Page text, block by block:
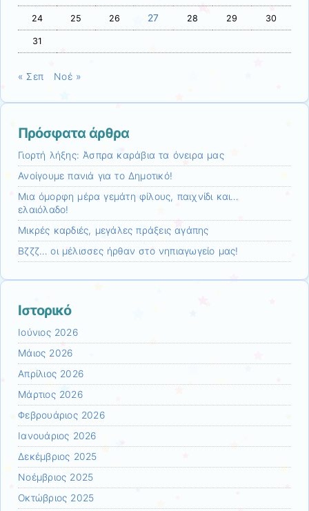
24 25 26 27 28 29 30
31
« Σεπ Νοέ »
Πρόσφατα άρθρα
Γιορτή λήξης: Άσπρα καράβια τα όνειρα μας
Ανοίγουμε πανιά για το Δημοτικό!
Mια όμορφη μέρα γεμάτη φίλους, παιχνίδι και…
ελαιόλαδο!
Μικρές καρδιές, μεγάλες πράξεις αγάπης
Βζζζ… οι μέλισσες ήρθαν στο νηπιαγωγείο μας!
Ιστορικό
Ιούνιος 2026
Μάιος 2026
Απρίλιος 2026
Μάρτιος 2026
Φεβρουάριος 2026
Ιανουάριος 2026
Δεκέμβριος 2025
Νοέμβριος 2025
Οκτώβριος 2025